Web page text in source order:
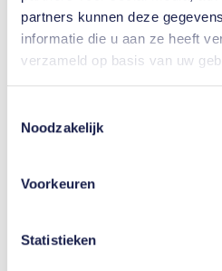
partners kunnen deze
informatie die u aan ze heeft
verzameld op basis van uw
Noodzakelijk
Voorkeuren
Statistieken
honderdste van een
plaatsen voor de achtste
zeventiende.